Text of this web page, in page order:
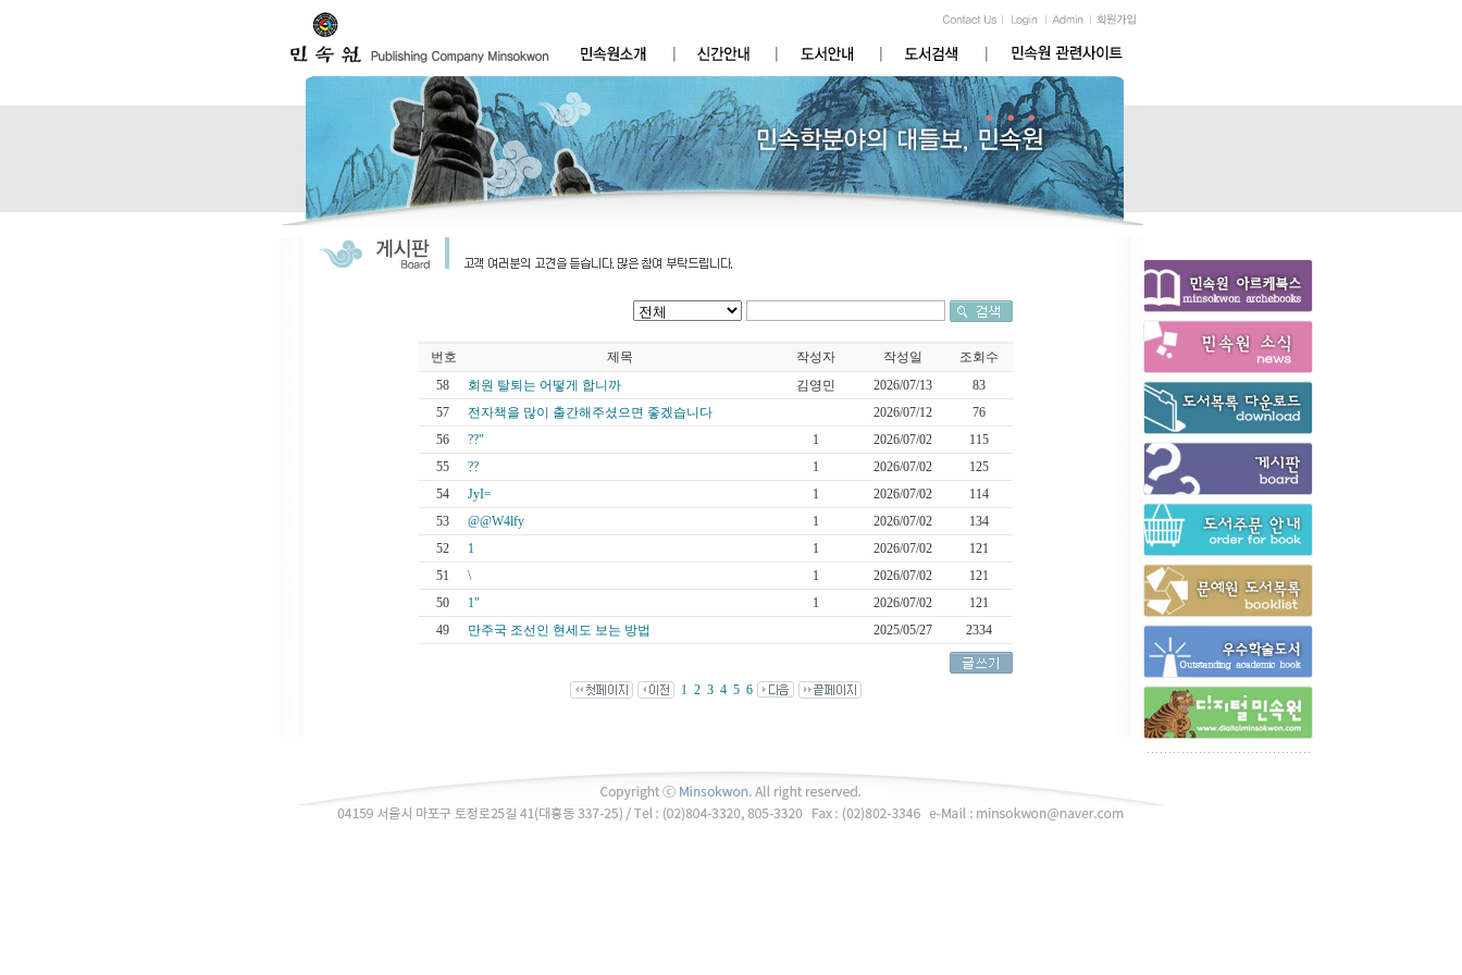
번호 제목 작성자 작성일
조회수
58
회원 탈퇴는 어떻게 합니까 김영민 2026/07/13
83
57
전자책을 많이 출간해주셨으면 좋겠습니다 2026/07/12
76
56
??" 1 2026/07/02
115
55
?? 1 2026/07/02
125
54
JyI= 1 2026/07/02
114
53
@@W4lfy 1 2026/07/02
134
52
1 1 2026/07/02
121
51
\ 1 2026/07/02
121
50
1" 1 2026/07/02
121
49
만주국 조선인 현세도 보는 방법 2025/05/27 2334
1 2 3 4 5 6